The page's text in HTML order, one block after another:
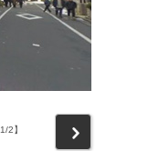
1/2】